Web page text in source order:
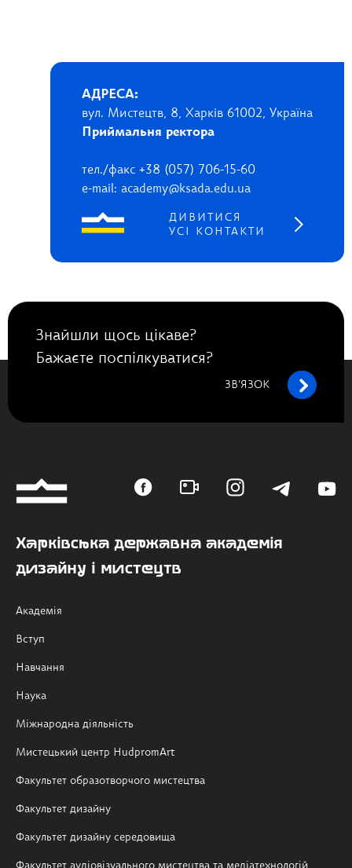
АДРЕСА:
вул. Мистецтв, 8, Харків 61002, Україна
Приймальня ректора
тел./факс +38 (057) 706-15-60
e-mail: academy@ksada.edu.ua
ДИВИТИСЯ
УСІ КОНТАКТИ
Знайшли щось цікаве?
Бажаєте поспілкуватися?
ЗВ’ЯЗОК
Харківська державна академія
дизайну і мистецтв
Академія
Вступ
Навчання
Наука
Міжнародна діяльність
Мистецький центр HudpromArt
Факультет образотворчого мистецтва
Факультет дизайну
Факультет дизайну середовища
Факультет аудіовізуального мистецтва та медіатехнологій